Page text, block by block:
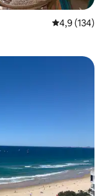
Средна
4,9 (134)